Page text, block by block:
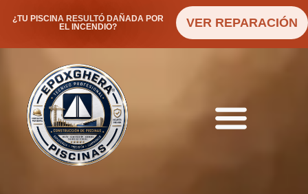
¿TU PISCINA RESULTÓ DAÑADA POR
EL INCENDIO?
VER REPARACIÓN